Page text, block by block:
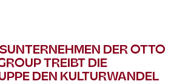
DER OTTO
TREIBT DIE
DEN KULTURWANDEL